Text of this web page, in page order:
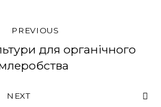
PREVIOUS
для органічного
NEXT